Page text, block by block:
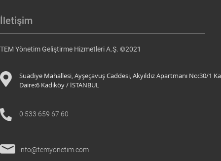
İletişim
TEM Yönetim Geliştirme Hizmetleri A.Ş. ©2021
Suadiye Mahallesi, Ayşeçavuş Caddesi, Akyıldız Apartmanı No:30/1
Daire:6 Kadıköy / İSTANBUL
0 533 659 67 60
info@temyonetim.com